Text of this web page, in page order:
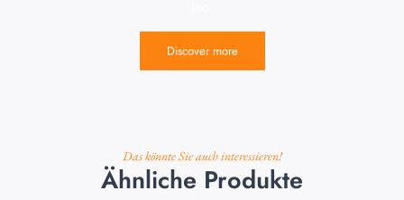
Discover more
Das könnte Sie auch interessieren!
Ähnliche Produkte